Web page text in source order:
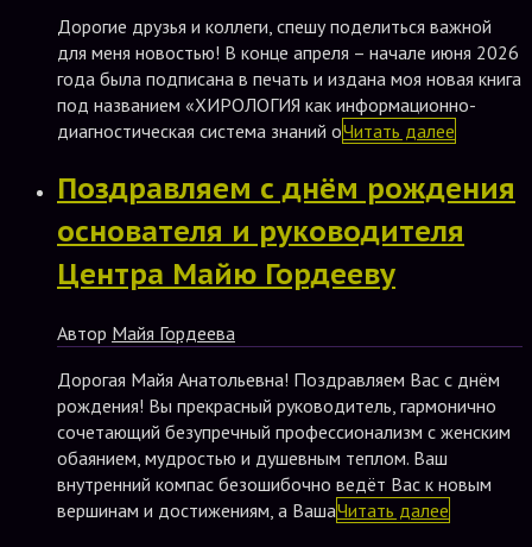
Дорогие друзья и коллеги, спешу поделиться важной
для меня новостью! В конце апреля – начале июня 2026
года была подписана в печать и издана моя новая книга
под названием «ХИРОЛОГИЯ как информационно-
диагностическая система знаний оЧитать далее
Поздравляем с днём рождения
основателя и руководителя
Центра Майю Гордееву
Автор Майя Гордеева
Дорогая Майя Анатольевна! Поздравляем Вас с днём
рождения! Вы прекрасный руководитель, гармонично
сочетающий безупречный профессионализм с женским
обаянием, мудростью и душевным теплом. Ваш
внутренний компас безошибочно ведёт Вас к новым
вершинам и достижениям, а ВашаЧитать далее